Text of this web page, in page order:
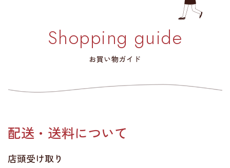
Shopping guide
お買い物ガイド
配送・送料について
店頭受け取り